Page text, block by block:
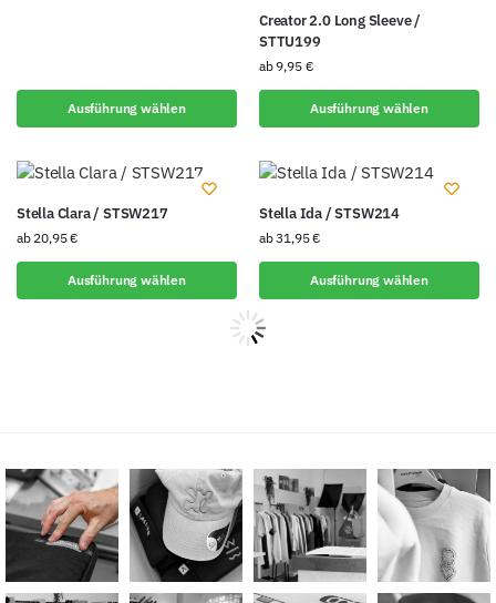
Ausführung wählen
Creator 2.0 Long Sleeve /
STTU199
ab9,95 €
Ausführung wählen
Stella Clara / STSW217
ab 20,95€
Ausführung wählen
Stella Ida / STSW214
ab31,95€
Ausführung wählen